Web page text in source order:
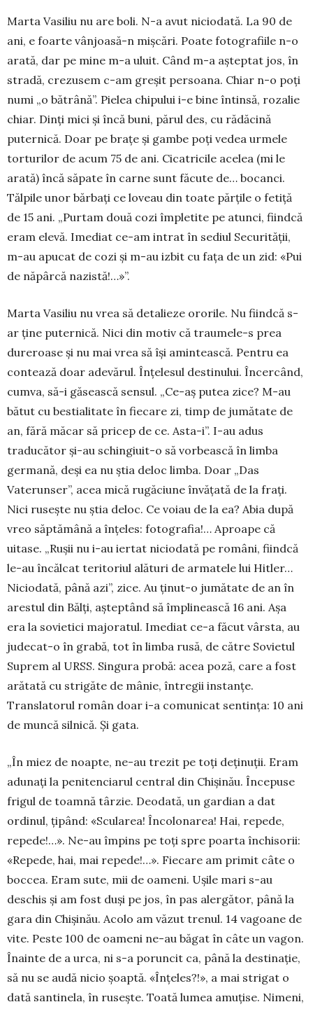
Marta Vasiliu nu are boli. N-a avut niciodată. La 90 de
ani, e foarte vânjoasă-n mișcări. Poate foto­gra­fiile n-o
arată, dar pe mine m-a uluit. Când m-a așteptat jos, în
stradă, crezusem c-am greșit persoa­na. Chiar n-o poți
numi „o bătrână”. Pielea chipului i-e bine întinsă, rozalie
chiar. Dinți mici și încă buni, părul des, cu rădăcină
puternică. Doar pe brațe și gambe poți vedea urmele
torturilor de acum 75 de ani. Cicatricile acelea (mi le
arată) încă săpate în carne sunt făcute de… bocanci.
Tălpile unor băr­bați ce loveau din toate părțile o fetiță
de 15 ani. „Pur­tam două cozi împletite pe atunci, fiindcă
eram elevă. Imediat ce-am intrat în sediul Secu­rității,
m-au apucat de cozi și m-au izbit cu fața de un zid: «Pui
de năpârcă nazistă!…»”.
Marta Vasiliu nu vrea să detalieze ororile. Nu fiindcă s-
ar ține puternică. Nici din motiv că trau­mele-s prea
dureroase și nu mai vrea să își amin­tească. Pentru ea
contează doar adevărul. Înțelesul destinului. Încercând,
cumva, să-i găsească sensul. „Ce-aș putea zice? M-au
bătut cu bestialitate în fiecare zi, timp de jumătate de
an, fără măcar să pricep de ce. Asta-i”. I-au adus
traducător și-au schingiuit-o să vorbească în limba
germană, deși ea nu știa deloc limba. Doar „Das
Vaterunser”, acea mică rugăciune învățată de la frați.
Nici rusește nu știa deloc. Ce voiau de la ea? Abia după
vreo săptă­mână a înțeles: fotografia!… Aproape că
uitase. „Rușii nu i-au iertat niciodată pe români, fiindcă
le-au încălcat teritoriul alături de armatele lui Hit­ler…
Niciodată, până azi”, zice. Au ținut-o jumătate de an în
arestul din Bălți, așteptând să împlinească 16 ani. Așa
era la sovietici majoratul. Imediat ce-a făcut vârsta, au
judecat-o în grabă, tot în limba rusă, de către Sovietul
Suprem al URSS. Singura probă: acea poză, care a fost
arătată cu strigăte de mânie, întregii instanțe.
Translatorul român doar i-a comu­nicat sentința: 10 ani
de muncă silnică. Și gata.
„În miez de noapte, ne-au trezit pe toți deținuții. Eram
adunați la penitenciarul central din Chișinău. Începuse
frigul de toamnă târzie. Deodată, un gar­dian a dat
ordinul, țipând: «Scularea! Încolonarea! Hai, repede,
repede!…». Ne-au împins pe toți spre poarta închisorii:
«Repede, hai, mai repede!…». Fiecare am primit câte o
boccea. Eram sute, mii de oameni. Ușile mari s-au
deschis și am fost duși pe jos, în pas alergător, până la
gara din Chișinău. Acolo am văzut trenul. 14 vagoane de
vite. Peste 100 de oameni ne-au băgat în câte un vagon.
Înainte de a urca, ni s-a porun­cit ca, până la destinație,
să nu se audă nicio șoaptă. «Înțeles?!», a mai strigat o
dată santinela, în rusește. Toată lumea amuțise. Nimeni,